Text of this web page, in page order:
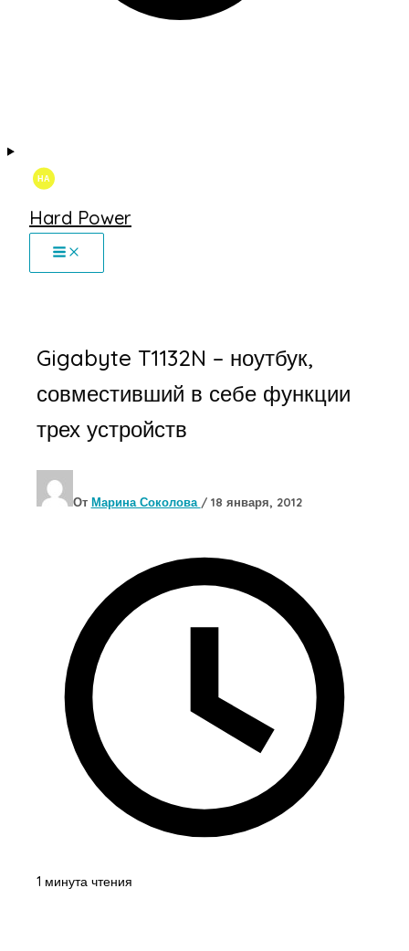
Hard Power
Gigabyte T1132N – ноутбук,
совместивший в себе функции
трех устройств
От Марина Соколова / 18 января, 2012
1 минута чтения